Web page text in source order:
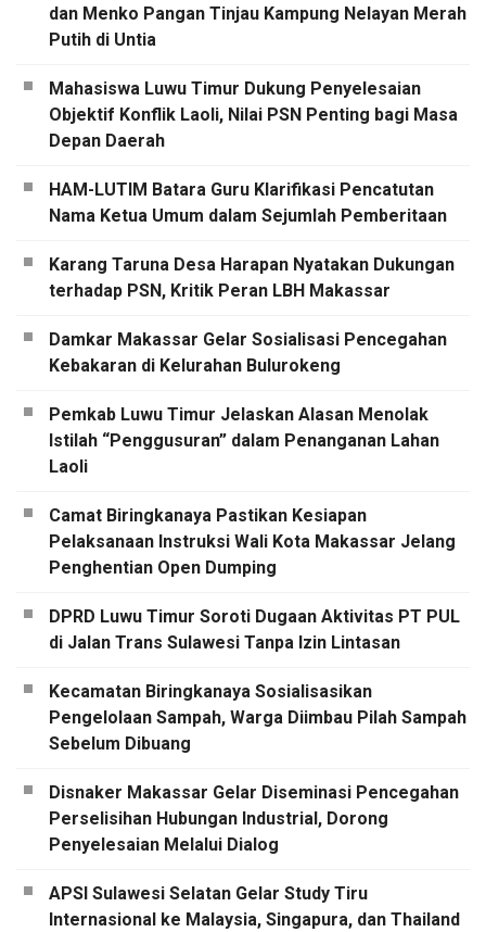
dan Menko Pangan Tinjau Kampung Nelayan Merah
Putih di Untia
Mahasiswa Luwu Timur Dukung Penyelesaian
Objektif Konflik Laoli, Nilai PSN Penting bagi Masa
Depan Daerah
HAM-LUTIM Batara Guru Klarifikasi Pencatutan
Nama Ketua Umum dalam Sejumlah Pemberitaan
Karang Taruna Desa Harapan Nyatakan Dukungan
terhadap PSN, Kritik Peran LBH Makassar
Damkar Makassar Gelar Sosialisasi Pencegahan
Kebakaran di Kelurahan Bulurokeng
Pemkab Luwu Timur Jelaskan Alasan Menolak
Istilah “Penggusuran” dalam Penanganan Lahan
Laoli
Camat Biringkanaya Pastikan Kesiapan
Pelaksanaan Instruksi Wali Kota Makassar Jelang
Penghentian Open Dumping
DPRD Luwu Timur Soroti Dugaan Aktivitas PT PUL
di Jalan Trans Sulawesi Tanpa Izin Lintasan
Kecamatan Biringkanaya Sosialisasikan
Pengelolaan Sampah, Warga Diimbau Pilah Sampah
Sebelum Dibuang
Disnaker Makassar Gelar Diseminasi Pencegahan
Perselisihan Hubungan Industrial, Dorong
Penyelesaian Melalui Dialog
APSI Sulawesi Selatan Gelar Study Tiru
Internasional ke Malaysia, Singapura, dan Thailand